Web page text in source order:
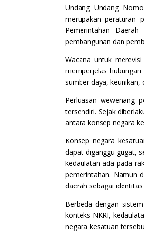
Undang Undang
merupakan peraturan
Pemerintahan
pembangunan dan
Wacana untuk
memperjelas
sumber daya, keunikan,
Perluasan wewenang
tersendiri. Sejak
antara konsep negara
Konsep negara
dapat diganggu gugat,
kedaulatan ada pada
pemerintahan. Namun
daerah sebagai
Berbeda dengan
konteks NKRI,
negara kesatuan